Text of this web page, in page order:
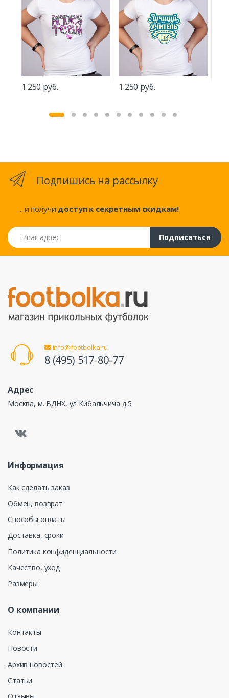
1.250 руб. 1.250 руб.
Подпишись на рассылку
...и получи доступ к секретным скидкам!
Email адрес
Подписаться
info@footbolka.ru
8 (495) 517-80-77
Адрес
Москва, м. ВДНХ, ул Кибальчича д 5
Информация
Как сделать заказ
Обмен, возврат
Способы оплаты
Доставка, сроки
Политика конфиденциальности
Качество, уход
Размеры
О компании
Контакты
Новости
Архив новостей
Статьи